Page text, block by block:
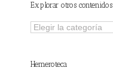
Explorar otros contenidos
Explorar
Hemeroteca